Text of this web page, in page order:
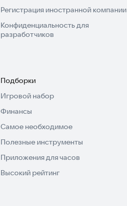
Регистрация иностранной компании
Конфиденциальность для
разработчиков
Подборки
Игровой набор
Финансы
Самое необходимое
Полезные инструменты
Приложения для часов
Высокий рейтинг